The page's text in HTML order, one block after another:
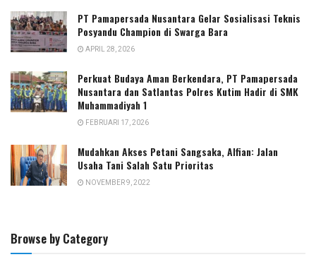
PT Pamapersada Nusantara Gelar Sosialisasi Teknis
Posyandu Champion di Swarga Bara
APRIL 28, 2026
Perkuat Budaya Aman Berkendara, PT Pamapersada
Nusantara dan Satlantas Polres Kutim Hadir di SMK
Muhammadiyah 1
FEBRUARI 17, 2026
Mudahkan Akses Petani Sangsaka, Alfian: Jalan
Usaha Tani Salah Satu Prioritas
NOVEMBER 9, 2022
Browse by Category